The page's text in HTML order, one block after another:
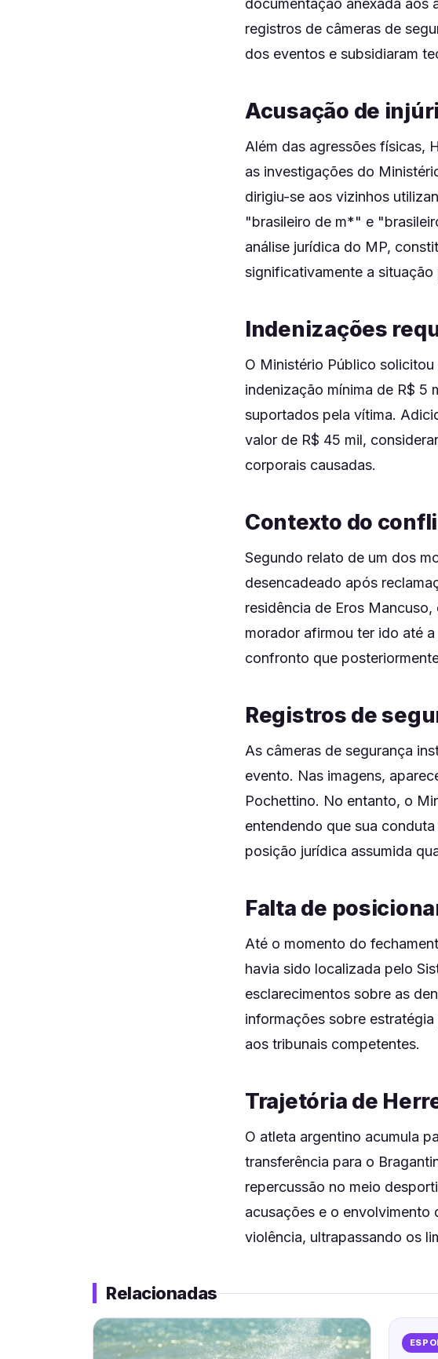
documentação anexada aos
registros de câmeras de
dos eventos e subsidiaram
Acusação de
Além das agressões físicas,
as investigações do
dirigiu-se aos vizinhos
"brasileiro de m*" e
análise jurídica do MP,
significativamente a
Indenizações
O Ministério Público
indenização mínima de R$ 5
suportados pela vítima.
valor de R$ 45 mil,
corporais causadas.
Contexto do
Segundo relato de um dos
desencadeado após
residência de Eros
morador afirmou ter ido até
confronto que
Registros de
As câmeras de segurança
evento. Nas imagens,
Pochettino. No entanto, o
entendendo que sua
posição jurídica assumida
Falta de
Até o momento do
havia sido localizada pelo
esclarecimentos sobre as
informações sobre
aos tribunais competentes.
Trajetória de
O atleta argentino acumula
transferência para o
repercussão no meio
acusações e o envolvimento
violência, ultrapassando os
Relacionadas